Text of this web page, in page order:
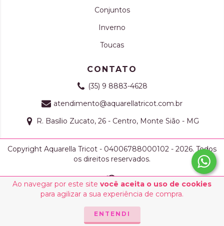
Ao navegar por este site você aceita o uso de cookies
para agilizar a sua experiência de compra.
ENTENDI
Conjuntos
Inverno
Toucas
CONTATO
(35) 9 8883-4628
atendimento@aquarellatricot.com.br
R. Basílio Zucato, 26 - Centro, Monte Sião - MG
Copyright Aquarella Tricot - 04006788000102 - 2026. Todos
os direitos reservados.